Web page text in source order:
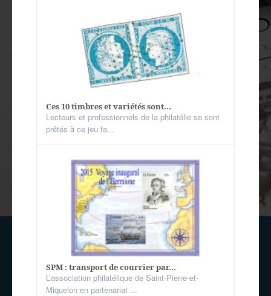
Ces 10 timbres et variétés sont...
Lecteurs et professionnels de la philatélie se sont
prêtés à ce jeu fa...
SPM : transport de courrier par...
L’association philatélique de Saint-Pierre-et-
Miquelon en partenariat ...